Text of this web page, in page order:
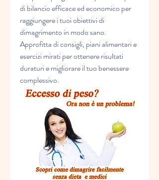
di bilancio efficace ed economico per
raggiungere i tuoi obiettivi di
dimagrimento in modo sano.
Approfitta di consigli, piani alimentari e
esercizi mirati per ottenere risultati
duraturi e migliorare il tuo benessere
complessivo.